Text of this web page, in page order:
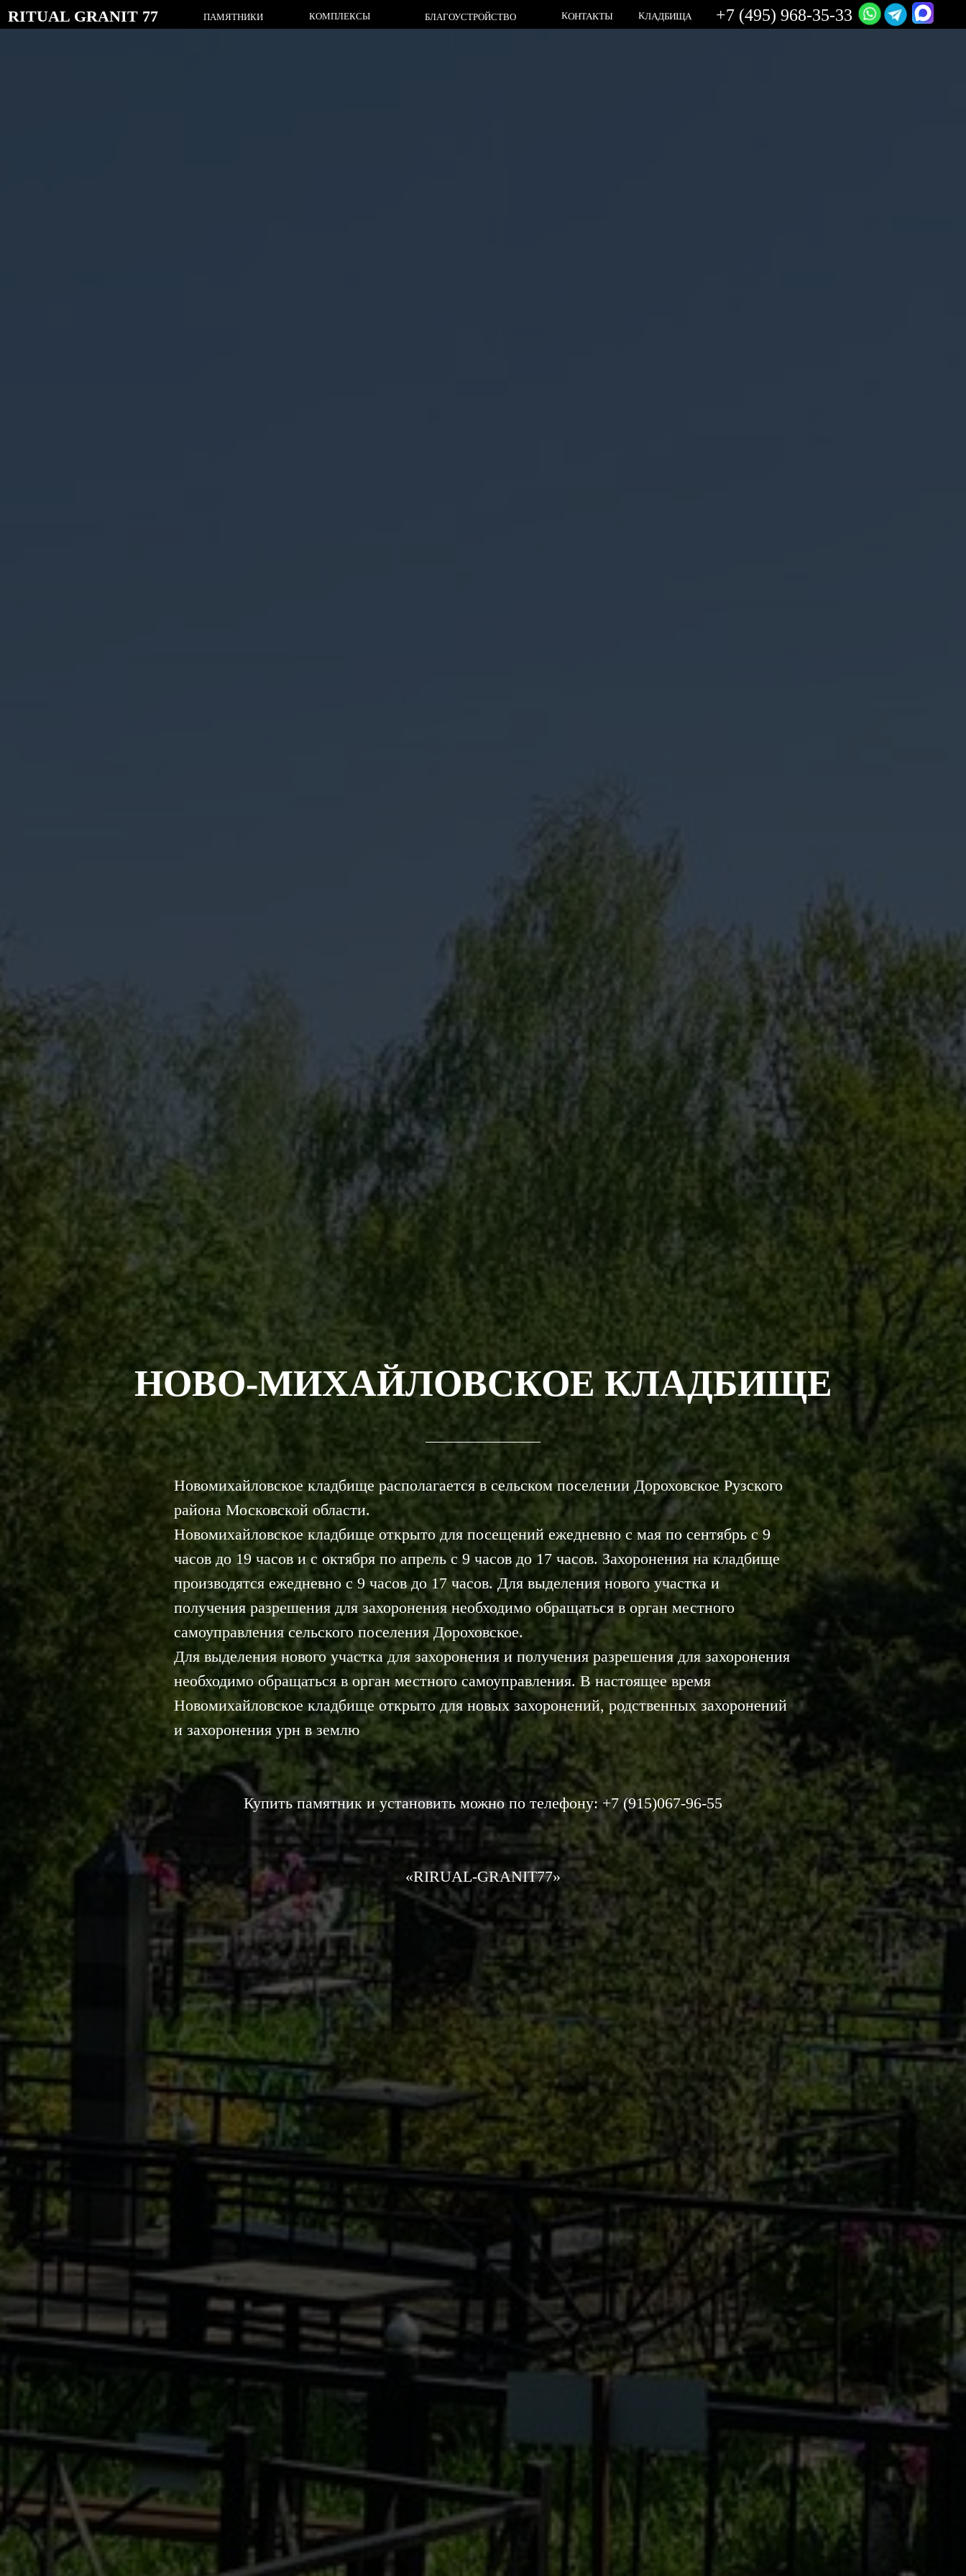
RITUAL GRANIT 77 ПАМЯТНИКИ БЛАГОУСТРОЙСТВО КЛАДБИЩА
КОНТАКТЫ
КОМПЛЕКСЫ +7 (495) 968-35-33
НОВО-МИХАЙЛОВСКОЕ КЛАДБИЩЕ
Новомихайловское кладбище располагается в сельском поселении Дороховское Рузского
района Московской области.
Новомихайловское кладбище открыто для посещений ежедневно с мая по сентябрь с 9
часов до 19 часов и с октября по апрель с 9 часов до 17 часов. Захоронения на кладбище
производятся ежедневно с 9 часов до 17 часов. Для выделения нового участка и
получения разрешения для захоронения необходимо обращаться в орган местного
самоуправления сельского поселения Дороховское.
Для выделения нового участка для захоронения и получения разрешения для захоронения
необходимо обращаться в орган местного самоуправления. В настоящее время
Новомихайловское кладбище открыто для новых захоронений, родственных захоронений
и захоронения урн в землю
Купить памятник и установить можно по телефону: +7 (915)067-96-55
«RIRUAL-GRANIT77»